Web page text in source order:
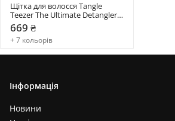
Щітка для волосся Tangle
Teezer The Ultimate Detangler
Mini
669 ₴
+ 7 кольорів
Інформація
Новини